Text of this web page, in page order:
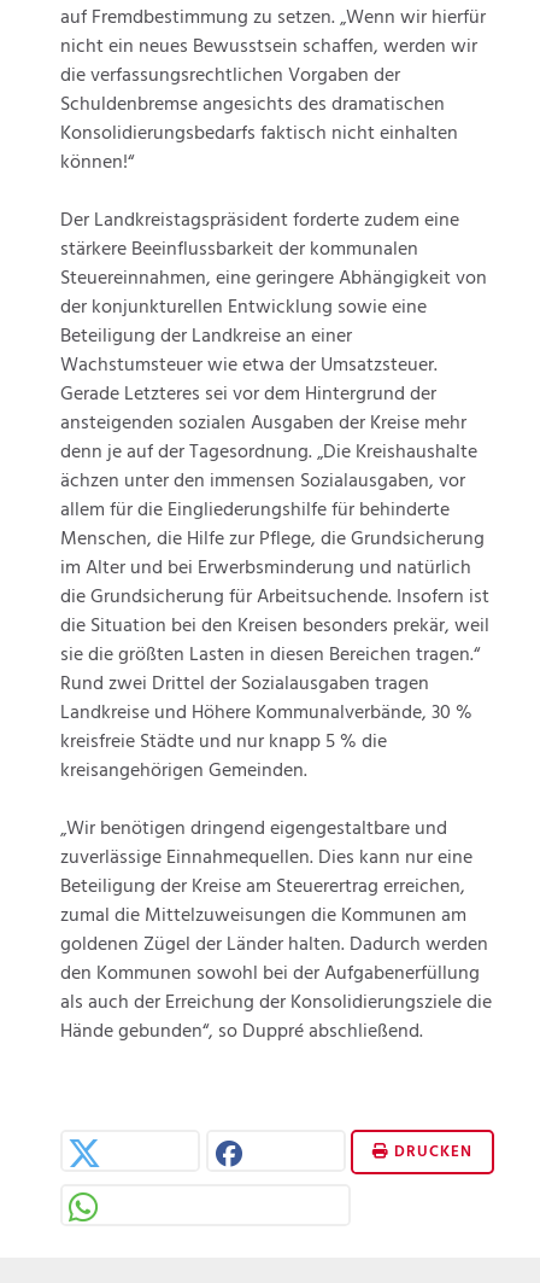
auf Fremdbestimmung zu setzen. „Wenn wir hierfür
nicht ein neues Bewusstsein schaffen, werden wir
die verfassungsrechtlichen Vorgaben der
Schuldenbremse angesichts des dramatischen
Konsolidierungsbedarfs faktisch nicht einhalten
können!“
Der Landkreistagspräsident forderte zudem eine
stärkere Beeinflussbarkeit der kommunalen
Steuereinnahmen, eine geringere Abhängigkeit von
der konjunkturellen Entwicklung sowie eine
Beteiligung der Landkreise an einer
Wachstumsteuer wie etwa der Umsatzsteuer.
Gerade Letzteres sei vor dem Hintergrund der
ansteigenden sozialen Ausgaben der Kreise mehr
denn je auf der Tagesordnung. „Die Kreishaushalte
ächzen unter den immensen Sozialausgaben, vor
allem für die Eingliederungshilfe für behinderte
Menschen, die Hilfe zur Pflege, die Grundsicherung
im Alter und bei Erwerbsminderung und natürlich
die Grundsicherung für Arbeitsuchende. Insofern ist
die Situation bei den Kreisen besonders prekär, weil
sie die größten Lasten in diesen Bereichen tragen.“
Rund zwei Drittel der Sozialausgaben tragen
Landkreise und Höhere Kommunalverbände, 30 %
kreisfreie Städte und nur knapp 5 % die
kreisangehörigen Gemeinden.
„Wir benötigen dringend eigengestaltbare und
zuverlässige Einnahmequellen. Dies kann nur eine
Beteiligung der Kreise am Steuerertrag erreichen,
zumal die Mittelzuweisungen die Kommunen am
goldenen Zügel der Länder halten. Dadurch werden
den Kommunen sowohl bei der Aufgabenerfüllung
als auch der Erreichung der Konsolidierungsziele die
Hände gebunden“, so Duppré abschließend.
DRUCKEN